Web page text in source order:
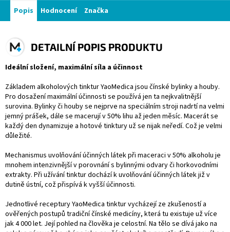
Popis Hodnocení Značka
DETAILNÍ POPIS PRODUKTU
Ideální složení, maximální síla a účinnost
Základem alkoholových tinktur YaoMedica jsou čínské bylinky a houby.
Pro dosažení maximální účinnosti se používá jen ta nejkvalitnější
surovina. Bylinky či houby se nejprve na speciálním stroji nadrtí na velmi
jemný prášek, dále se macerují v 50% lihu až jeden měsíc. Macerát se
každý den dynamizuje a hotové tinktury už se nijak neředí. Což je velmi
důležité.
Mechanismus uvolňování účinných látek při maceraci v 50% alkoholu je
mnohem intenzivnější v porovnání s bylinnými odvary či horkovodními
extrakty. Při užívání tinktur dochází k uvolňování účinných látek již v
dutině ústní, což přispívá k vyšší účinnosti.
Jednotlivé receptury YaoMedica tinktur vycházejí ze zkušeností a
ověřených postupů tradiční čínské medicíny, která tu existuje už více
jak 4 000 let. Její pohled na člověka je celostní. Na tělo se dívá jako na